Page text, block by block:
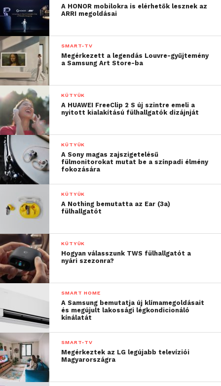
A HONOR mobilokra is elérhetők lesznek az
ARRI megoldásai
SMART-TV
Megérkezett a legendás Louvre-gyűjtemény
a Samsung Art Store-ba
KÜTYÜK
A HUAWEI FreeClip 2 S új szintre emeli a
nyitott kialakítású fülhallgatók dizájnját
KÜTYÜK
A Sony magas zajszigetelésű
fülmonitorokat mutat be a színpadi élmény
fokozására
KÜTYÜK
A Nothing bemutatta az Ear (3a)
fülhallgatót
KÜTYÜK
Hogyan válasszunk TWS fülhallgatót a
nyári szezonra?
SMART HOME
A Samsung bemutatja új klímamegoldásait
és megújult lakossági légkondicionáló
kínálatát
SMART-TV
Megérkeztek az LG legújabb televíziói
Magyarországra